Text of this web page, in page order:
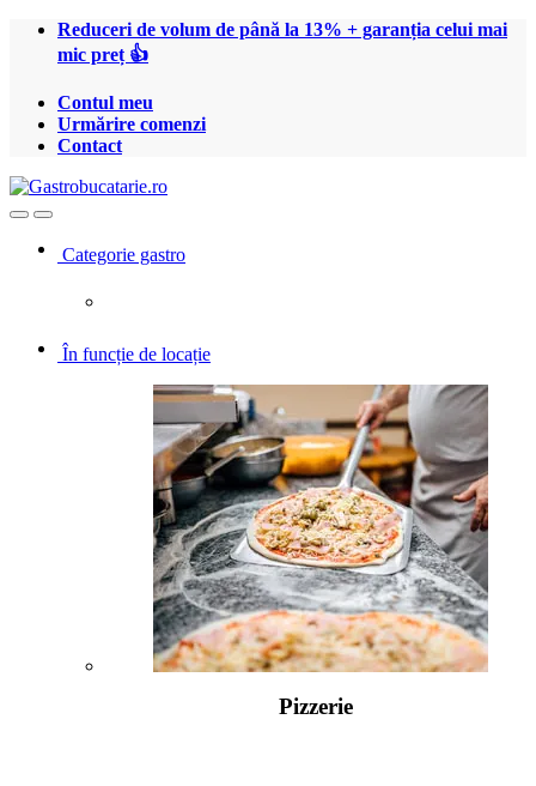
Treci
Treci
Reduceri de volum de până la 13% + garanția celui mai
mic preț 👍
Contul meu
Urmărire comenzi
Contact
OpenClose
Categorie gastro
În funcție de locație
Pizzerie